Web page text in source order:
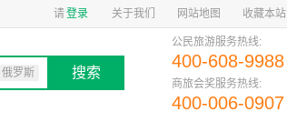
请登录 关于我们 网站地图 收藏本站
俄罗斯 搜索
公民旅游服务热线:
400-608-9988
商旅会奖服务热线:
400-006-0907